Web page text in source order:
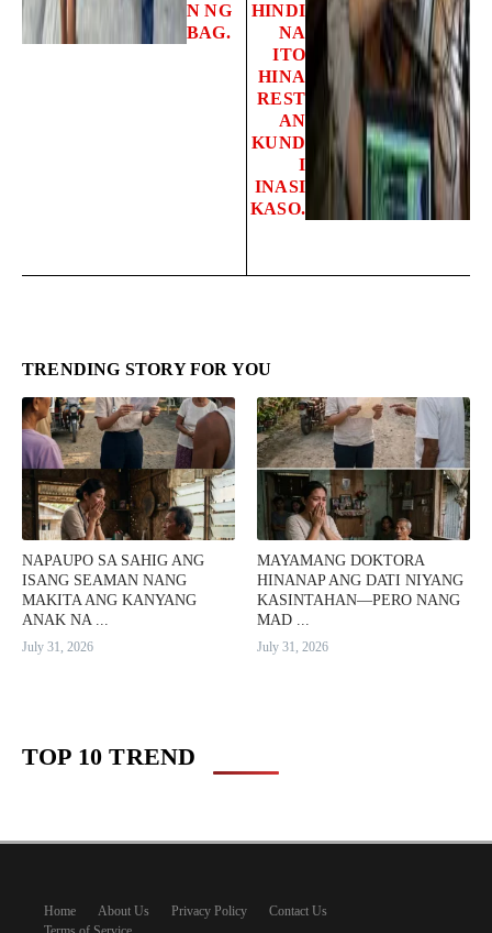
N NG
BAG.
HINDI
NA
ITO
HINA
REST
AN
KUND
I
INASI
KASO.
TRENDING STORY FOR YOU
NAPAUPO SA SAHIG ANG
ISANG SEAMAN NANG
MAKITA ANG KANYANG
ANAK NA ...
July 31, 2026
MAYAMANG DOKTORA
HINANAP ANG DATI NIYANG
KASINTAHAN—PERO NANG
MAD ...
July 31, 2026
TOP 10 TREND
Home About Us Privacy Policy
Contact Us